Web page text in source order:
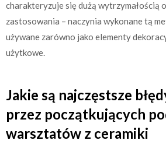
charakteryzuje się dużą wytrzymałością
zastosowania – naczynia wykonane tą
używane zarówno jako elementy
użytkowe.
Jakie są najczęstsze
przez początkujących
warsztatów z ceramiki